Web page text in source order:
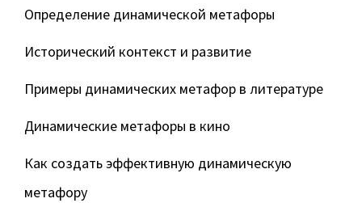
Определение динамической метафоры
Исторический контекст и развитие
Примеры динамических метафор в литературе
Динамические метафоры в кино
Как создать эффективную динамическую
метафору